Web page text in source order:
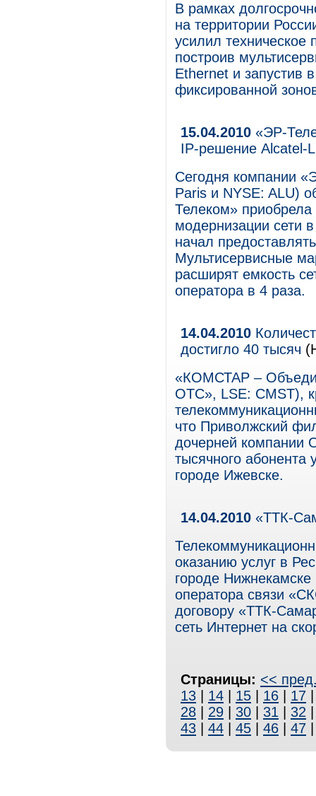
В рамках
на территории
усилил техническое
построив
Ethernet и запустив
фиксированной
15.04.2010 «ЭР-
IP-решение Alcatel-
Сегодня компании
Paris и NYSE: ALU)
Телеком»
модернизации сети
начал
Мультисервисные
расширят емкость
оператора в 4 раза.
14.04.2010
достигло 40 тысяч
«КОМСТАР –
ОТС», LSE: CMST),
что Приволжский
дочерней
тысячного абонента
городе Ижевске.
14.04.2010 «ТТК-
оказанию услуг в
городе Нижнекамске
оператора связи
договору «ТТК-
сеть Интернет на
Страницы: <<
13
14 15 16 17
28
29 30 31 32
43
44 45 46 47